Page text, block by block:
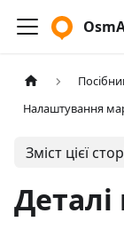
Налаштування
Зміст цієї